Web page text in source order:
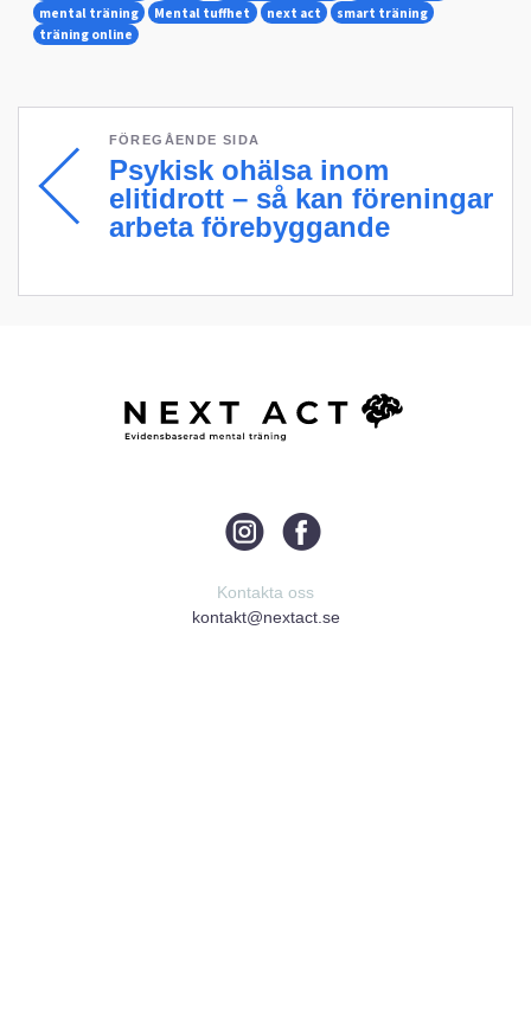
mental träning
Mental tuffhet next act
smart träning
träning online
FÖREGÅENDE SIDA
Psykisk ohälsa inom
elitidrott – så kan föreningar
arbeta förebyggande
Kontakta oss
kontakt@nextact.se